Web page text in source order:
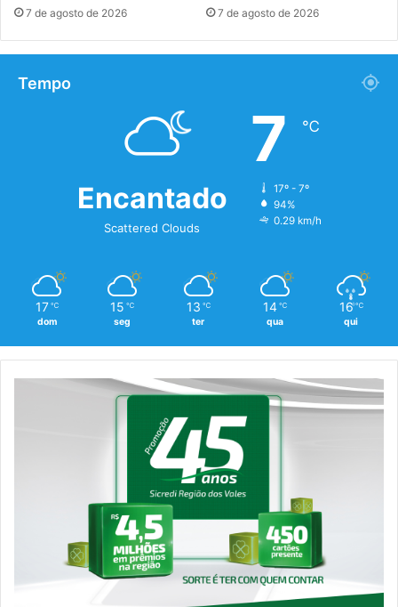
7 de agosto de 2026 7 de agosto de 2026
Tempo
Encantado
Scattered Clouds
7 ℃
17º - 7º
94%
0.29 km/h
17 ℃
dom
15 ℃
seg
13 ℃
ter
14 ℃
qua
16 ℃
qui